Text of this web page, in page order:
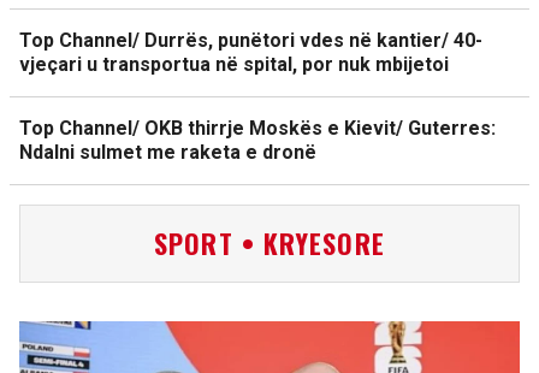
Top Channel/ Durrës, punëtori vdes në kantier/ 40-
vjeçari u transportua në spital, por nuk mbijetoi
Top Channel/ OKB thirrje Moskës e Kievit/ Guterres:
Ndalni sulmet me raketa e dronë
SPORT • KRYESORE